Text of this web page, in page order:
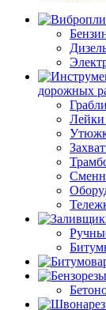
дорожных
Лейки